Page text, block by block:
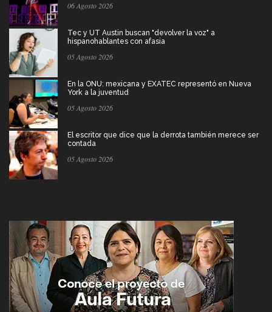
06 Agosto 2026
Tec y UT Austin buscan "devolver la voz" a
hispanohablantes con afasia
05 Agosto 2026
En la ONU: mexicana y EXATEC representó en Nueva
York a la juventud
05 Agosto 2026
El escritor que dice que la derrota también merece ser
contada
05 Agosto 2026